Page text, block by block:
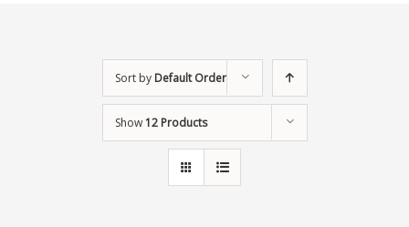
Sort by Default Order
Show12 Products